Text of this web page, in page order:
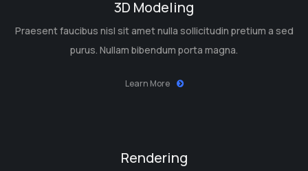
3D Modeling
Praesent faucibus nisl sit amet nulla sollicitudin pretium a sed
purus. Nullam bibendum porta magna.
Learn More
Rendering